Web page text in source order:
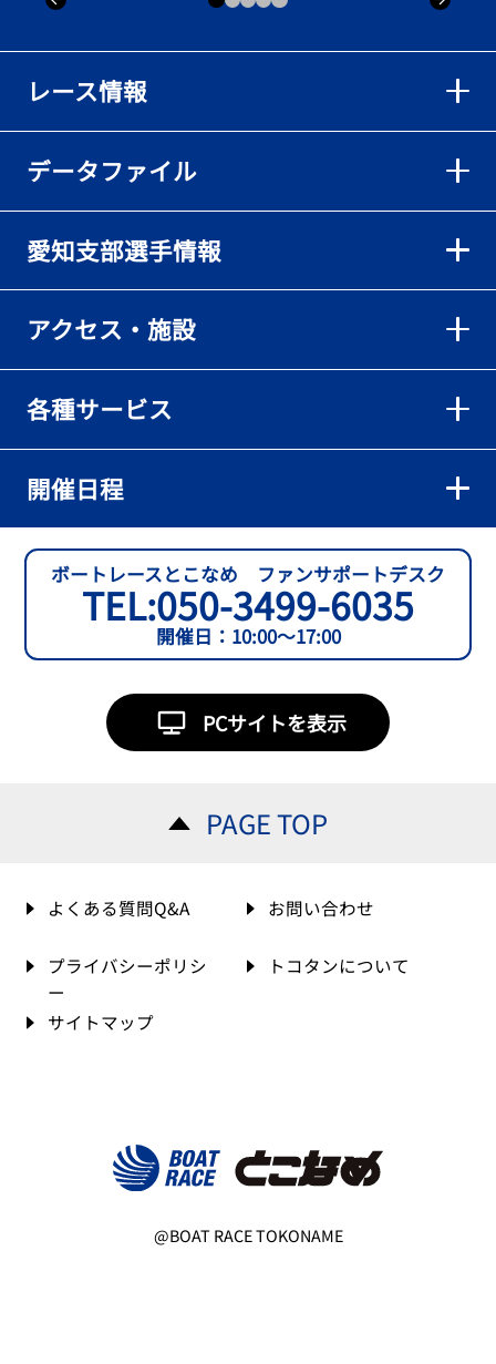
レース情報
データファイル
愛知支部選手情報
アクセス・施設
各種サービス
開催日程
ボートレースとこなめ ファンサポートデスク
TEL:050-3499-6035
開催日：10:00～17:00
PCサイトを表示
PAGE TOP
よくある質問Q&A お問い合わせ
プライバシーポリシ
ー
トコタンについて
サイトマップ
@BOAT RACE TOKONAME